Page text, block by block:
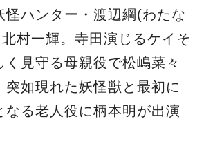
怪ハンター・渡辺綱(わたな
村一輝。寺田演じるケイそ
く見守る母親役で松嶋菜々
突如現れた妖怪獣と最初に
なる老人役に柄本明が出演